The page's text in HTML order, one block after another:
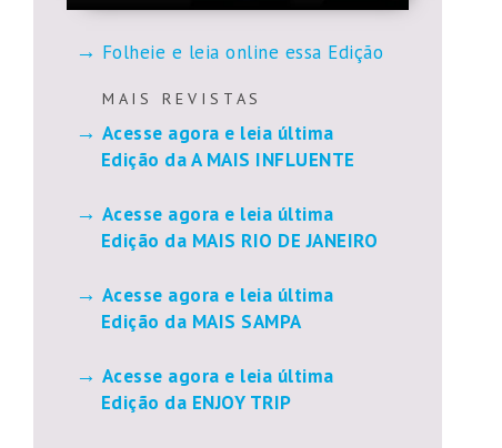
Folheie e leia online essa Edição
M A I S R E V I S T A S
Acesse agora e leia última
Edição da A MAIS INFLUENTE
Acesse agora e leia última
Edição da MAIS RIO DE JANEIRO
Acesse agora e leia última
Edição da MAIS SAMPA
Acesse agora e leia última
Edição da ENJOY TRIP